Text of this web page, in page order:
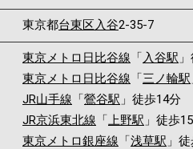
東京都台東区 入谷2-35-7
東京メトロ日比谷線 「 入谷駅
東京メトロ日比谷線 「三ノ輪駅
JR山手線 「鶯谷駅 」徒歩14分
JR京浜東北線 「 上野駅 」徒歩
東京メトロ銀座線 「浅草駅 」